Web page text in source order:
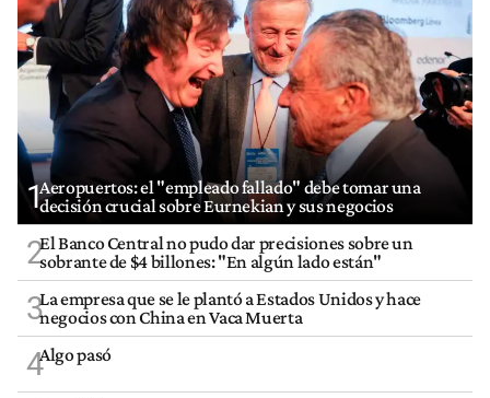
1Aeropuertos: el "empleado fallado" debe tomar una
decisión crucial sobre Eurnekian y sus negocios
2El Banco Central no pudo dar precisiones sobre un
sobrante de $4 billones: "En algún lado están"
3La empresa que se le plantó a Estados Unidos y hace
negocios con China en Vaca Muerta
4Algo pasó